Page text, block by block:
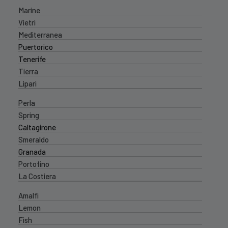
Marine
Vietri
Mediterranea
Puertorico
Tenerife
Tierra
Lipari
Perla
Spring
Caltagirone
Smeraldo
Granada
Portofino
La Costiera
Amalfi
Lemon
Fish